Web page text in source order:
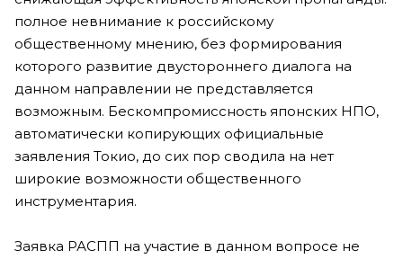
полное невнимание к российскому
общественному мнению, без формирования
которого развитие двустороннего диалога на
данном направлении не представляется
возможным. Бескомпромиссность японских НПО,
автоматически копирующих официальные
заявления Токио, до сих пор сводила на нет
широкие возможности общественного
инструментария.
Заявка РАСПП на участие в данном вопросе не